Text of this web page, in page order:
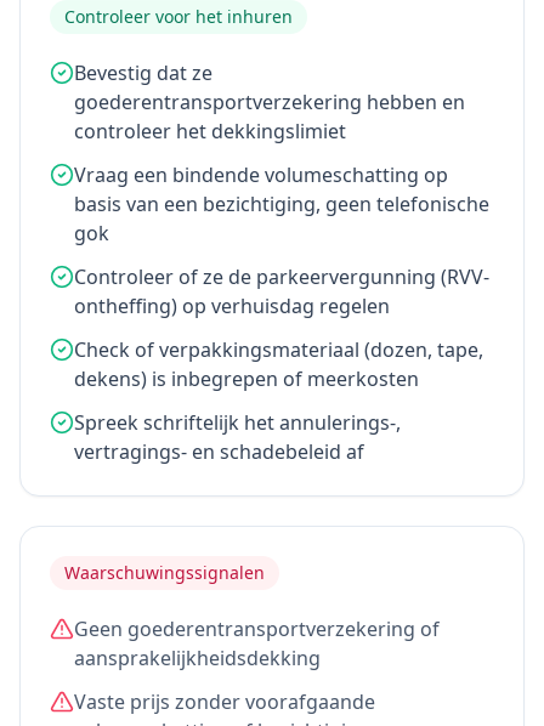
Controleer voor het inhuren
Bevestig dat ze
goederentransportverzekering hebben en
controleer het dekkingslimiet
Vraag een bindende volumeschatting op
basis van een bezichtiging, geen telefonische
gok
Controleer of ze de parkeervergunning (RVV-
ontheffing) op verhuisdag regelen
Check of verpakkingsmateriaal (dozen, tape,
dekens) is inbegrepen of meerkosten
Spreek schriftelijk het annulerings-,
vertragings- en schadebeleid af
Waarschuwingssignalen
Geen goederentransportverzekering of
aansprakelijkheidsdekking
Vaste prijs zonder voorafgaande